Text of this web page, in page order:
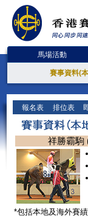
馬場活動
賽事資料(
報名表 排位表
祥勝霸駒
*包括本地及海外賽